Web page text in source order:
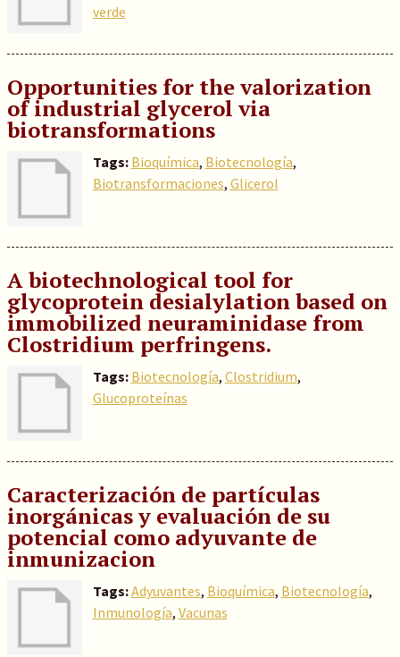
verde
Opportunities for the valorization
of industrial glycerol via
biotransformations
Tags: Bioquímica, Biotecnología,
Biotransformaciones, Glicerol
A biotechnological tool for
glycoprotein desialylation based on
immobilized neuraminidase from
Clostridium perfringens.
Tags: Biotecnología, Clostridium,
Glucoproteínas
Caracterización de partículas
inorgánicas y evaluación de su
potencial como adyuvante de
inmunizacion
Tags:Adyuvantes, Bioquímica, Biotecnología,
Inmunología, Vacunas